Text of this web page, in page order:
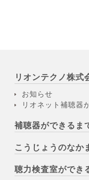
リオンテクノ株式
お知らせ
リオネット補聴器
補聴器ができるま
こうじょうのなか
聴力検査室ができ